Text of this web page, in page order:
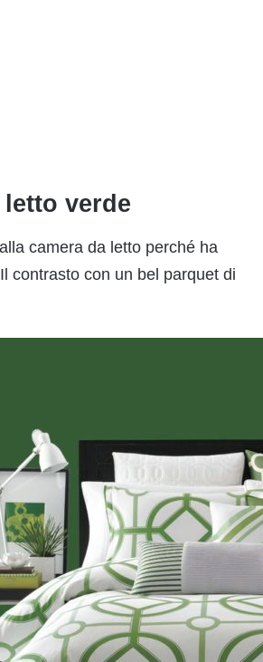
letto verde
camera da letto perché ha
contrasto con un bel parquet di